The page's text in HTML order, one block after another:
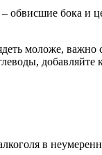
– обвисшие бока
моложе, важно
в